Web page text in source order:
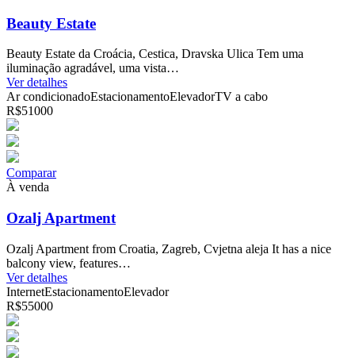
Beauty Estate
Beauty Estate da Croácia, Cestica, Dravska Ulica Tem uma
iluminação agradável, uma vista…
Ver detalhes
Ar condicionadoEstacionamentoElevadorTV a cabo
R$51000
Comparar
À venda
Ozalj Apartment
Ozalj Apartment from Croatia, Zagreb, Cvjetna aleja It has a nice
balcony view, features…
Ver detalhes
InternetEstacionamentoElevador
R$55000